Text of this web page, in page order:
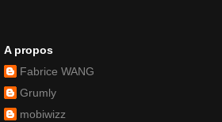
A propos
Fabrice WANG
Grumly
mobiwizz